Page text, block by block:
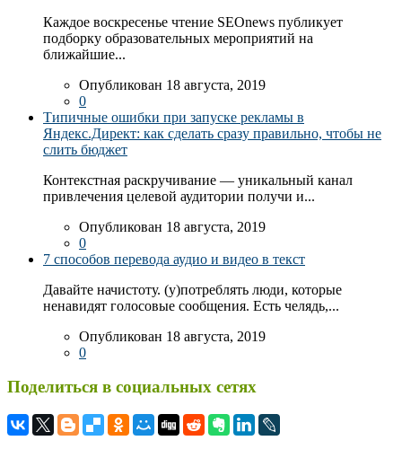
Каждое воскресенье чтение SEOnews публикует
подборку образовательных мероприятий на
ближайшие...
Опубликован 18 августа, 2019
0
Типичные ошибки при запуске рекламы в
Яндекс.Директ: как сделать сразу правильно, чтобы не
слить бюджет
Контекстная раскручивание — уникальный канал
привлечения целевой аудитории получи и...
Опубликован 18 августа, 2019
0
7 способов перевода аудио и видео в текст
Давайте начистоту. (у)потреблять люди, которые
ненавидят голосовые сообщения. Есть челядь,...
Опубликован 18 августа, 2019
0
Поделиться в социальных сетях